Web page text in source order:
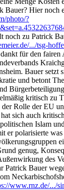
Bauer? Hier noch
photo/?
noch zu Patrick
.../tsg-
für den
Bauer setzt
und betont
kritisch zu
Rolle der EU
sich auch
Islam
er polarisierte
genug,
des
Patrick Bauer
www.rnz.de/.../